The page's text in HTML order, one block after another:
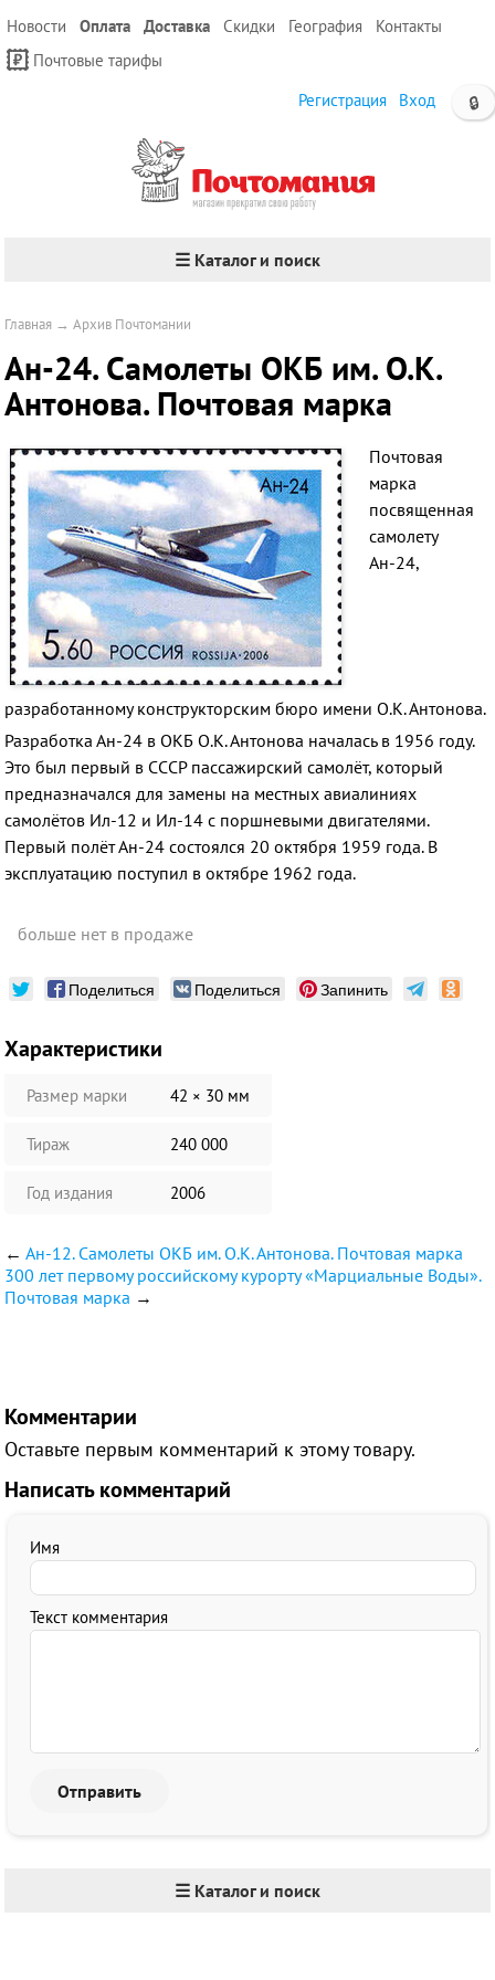
Новости Оплата Доставка Скидки География
Контакты
Почтовые тарифы
🔒
Регистрация Вход
☰ Каталог и поиск
Главная →Архив Почтомании
Ан-24. Самолеты ОКБ им. О.К.
Антонова. Почтовая марка
Почтовая
марка
посвященная
самолету
Ан-24,
разработанному конструкторским бюро имени О.К. Антонова.
Разработка Ан-24 в ОКБ О.К. Антонова началась в 1956 году.
Это был первый в СССР пассажирский самолёт, который
предназначался для замены на местных авиалиниях
самолётов Ил-12 и Ил-14 с поршневыми двигателями.
Первый полёт Ан-24 состоялся 20 октября 1959 года. В
эксплуатацию поступил в октябре 1962 года.
больше нет в продаже
Поделиться Поделиться Запинить
Характеристики
Размер марки 42 × 30 мм
Тираж 240 000
Год издания 2006
←Ан-12. Самолеты ОКБ им. О.К. Антонова. Почтовая марка
300 лет первому российскому курорту «Марциальные Воды».
Почтовая марка →
Комментарии
Оставьте первым комментарий к этому товару.
Написать комментарий
Имя
Текст комментария
☰ Каталог и поиск